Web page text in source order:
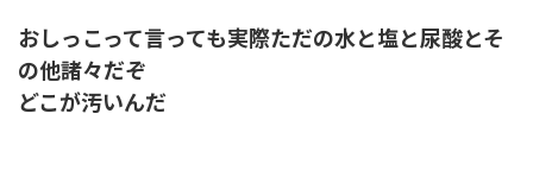
おしっこって言っても実際ただの水と塩と尿酸とそ
の他諸々だぞ
どこが汚いんだ